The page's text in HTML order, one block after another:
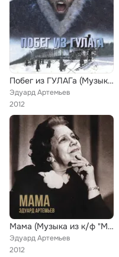
Побег из ГУЛАГа (Музыка из к/ф "Побег из ГУЛАГа")
Эдуард Артемьев
2012
Мама (Музыка из к/ф "Мама")
Эдуард Артемьев
2012